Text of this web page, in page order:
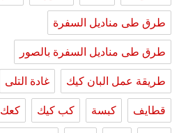
طرق طى مناديل السفرة
طرق طى مناديل السفرة بالصور
طريقة عمل البان كيك غادة التلى
قطايف كبسة كب كيك كعك